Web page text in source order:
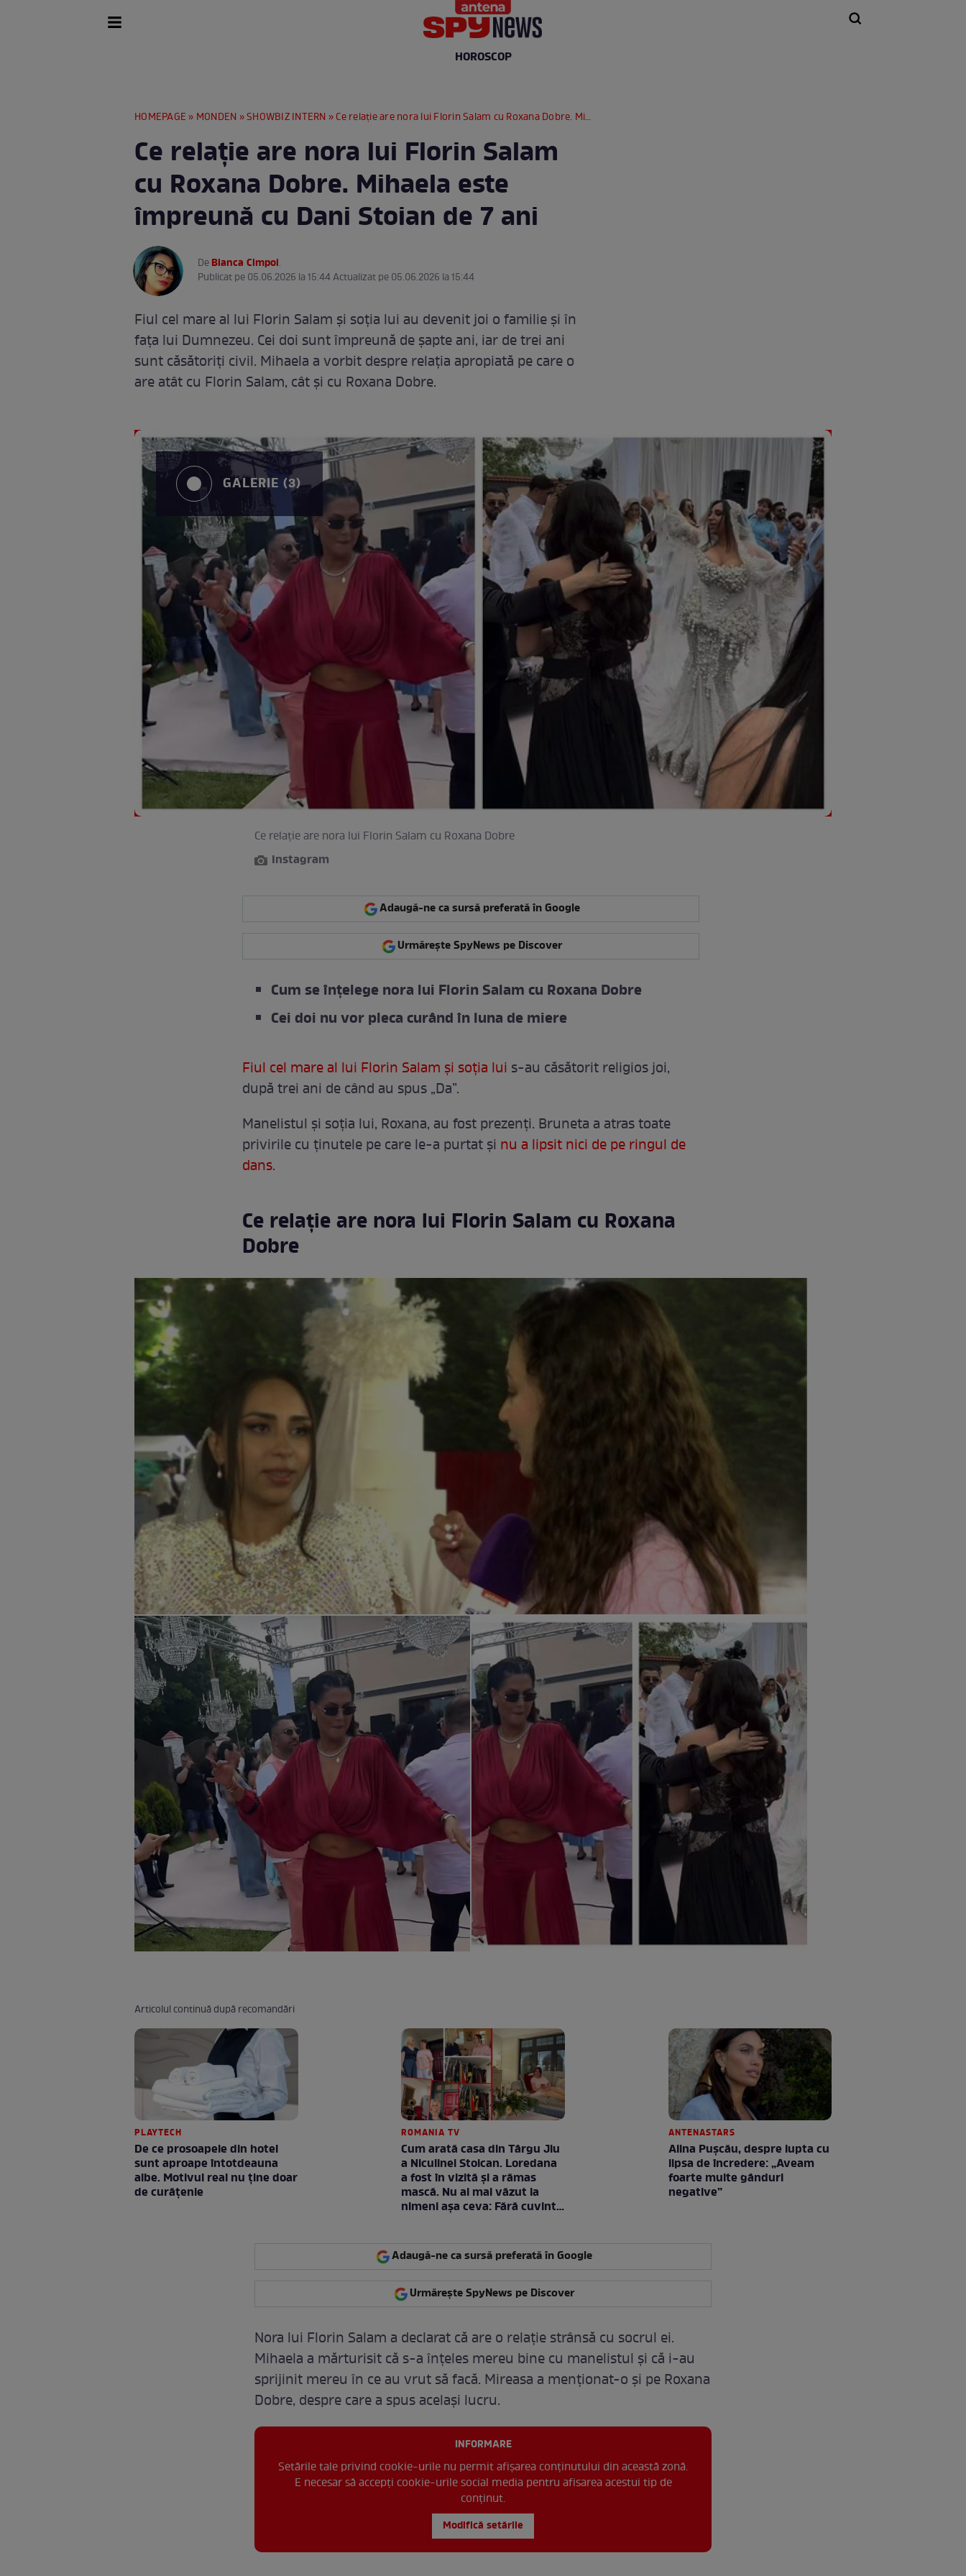
HOROSCOP
HOMEPAGE » MONDEN »SHOWBIZ INTERN » Ce relație are nora lui Florin Salam cu Roxana Dobre. Mihaela este împreună cu Dani Stoian de 7 ani
Ce relație are nora lui Florin Salam
cu Roxana Dobre. Mihaela este
împreună cu Dani Stoian de 7 ani
DeBianca Cimpoi.
Publicat pe 05.06.2026 la 15:44 Actualizat pe 05.06.2026 la 15:44
Fiul cel mare al lui Florin Salam și soția lui au devenit joi o familie și în
fața lui Dumnezeu. Cei doi sunt împreună de șapte ani, iar de trei ani
sunt căsătoriți civil. Mihaela a vorbit despre relația apropiată pe care o
are atât cu Florin Salam, cât și cu Roxana Dobre.
GALERIE (3)
Ce relație are nora lui Florin Salam cu Roxana Dobre
Instagram
Adaugă-ne ca sursă preferată în Google
Urmărește SpyNews pe Discover
Cum se înțelege nora lui Florin Salam cu Roxana Dobre
Cei doi nu vor pleca curând în luna de miere
Fiul cel mare al lui Florin Salam și soția lui s-au căsătorit religios joi,
după trei ani de când au spus „Da”.
Manelistul și soția lui, Roxana, au fost prezenți. Bruneta a atras toate
privirile cu ținutele pe care le-a purtat și nu a lipsit nici de pe ringul de
dans.
Ce relație are nora lui Florin Salam cu Roxana
Dobre
Articolul continuă după recomandări
PLAYTECH
De ce prosoapele din hotel
sunt aproape întotdeauna
albe. Motivul real nu ține doar
de curățenie
ROMANIA TV
Cum arată casa din Târgu Jiu
a Niculinei Stoican. Loredana
a fost în vizită și a rămas
mască. Nu ai mai văzut la
nimeni așa ceva: Fără cuvinte
ANTENASTARS
Alina Pușcău, despre lupta cu
lipsa de încredere: „Aveam
foarte multe gânduri
negative”
Adaugă-ne ca sursă preferată în Google
Urmărește SpyNews pe Discover
Nora lui Florin Salam a declarat că are o relație strânsă cu socrul ei.
Mihaela a mărturisit că s-a înțeles mereu bine cu manelistul și că i-au
sprijinit mereu în ce au vrut să facă. Mireasa a menționat-o și pe Roxana
Dobre, despre care a spus același lucru.
INFORMARE
Setările tale privind cookie-urile nu permit afișarea conținutului din această zonă.
E necesar să accepți cookie-urile social media pentru afisarea acestui tip de
conținut.
Modifică setările